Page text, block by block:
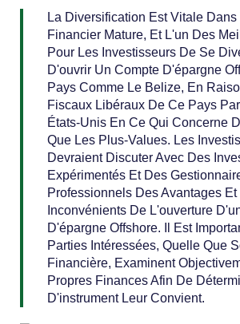
La Diversification Est Vitale
Financier Mature, Et L'un Des
Pour Les Investisseurs De Se
D'ouvrir Un Compte D'épargne
Pays Comme Le Belize, En
Fiscaux Libéraux De Ce Pays
États-Unis En Ce Qui Concerne
Que Les Plus-Values. Les
Devraient Discuter Avec Des
Expérimentés Et Des
Professionnels Des Avantages Et
Inconvénients De L'ouverture
D'épargne Offshore. Il Est
Parties Intéressées, Quelle Que
Financière, Examinent
Propres Finances Afin De
D'instrument Leur Convient.